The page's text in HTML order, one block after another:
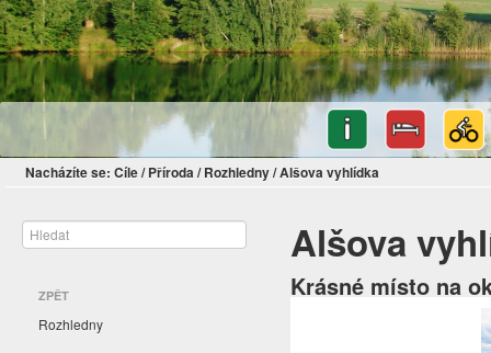
Nacházíte se: Cíle/ Příroda/ Rozhledny/Alšova vyhlídka
ZPĚT
Rozhledny
Alšova
Krásné místo na